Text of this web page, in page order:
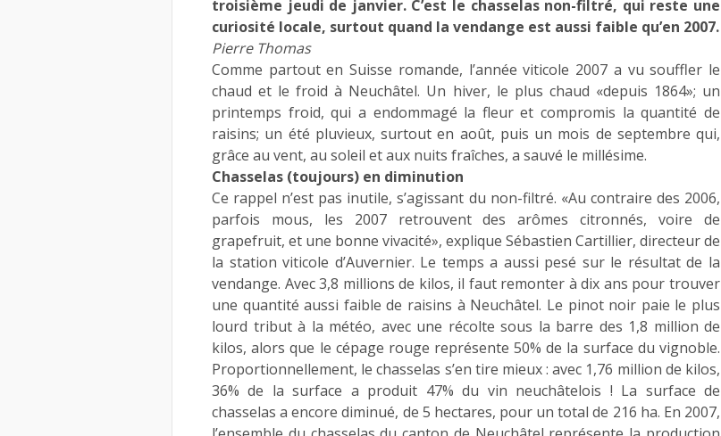
troisième jeudi de janvier. C’est le chasselas non-filtré, qui reste une
curiosité locale, surtout quand la vendange est aussi faible qu’en 2007.
Pierre Thomas
Comme partout en Suisse romande, l’année viticole 2007 a vu souffler le
chaud et le froid à Neuchâtel. Un hiver, le plus chaud «depuis 1864»; un
printemps froid, qui a endommagé la fleur et compromis la quantité de
raisins; un été pluvieux, surtout en août, puis un mois de septembre qui,
grâce au vent, au soleil et aux nuits fraîches, a sauvé le millésime.
Chasselas (toujours) en diminution
Ce rappel n’est pas inutile, s’agissant du non-filtré. «Au contraire des 2006,
parfois mous, les 2007 retrouvent des arômes citronnés, voire de
grapefruit, et une bonne vivacité», explique Sébastien Cartillier, directeur de
la station viticole d’Auvernier. Le temps a aussi pesé sur le résultat de la
vendange. Avec 3,8 millions de kilos, il faut remonter à dix ans pour trouver
une quantité aussi faible de raisins à Neuchâtel. Le pinot noir paie le plus
lourd tribut à la météo, avec une récolte sous la barre des 1,8 million de
kilos, alors que le cépage rouge représente 50% de la surface du vignoble.
Proportionnellement, le chasselas s’en tire mieux : avec 1,76 million de kilos,
36% de la surface a produit 47% du vin neuchâtelois ! La surface de
chasselas a encore diminué, de 5 hectares, pour un total de 216 ha. En 2007,